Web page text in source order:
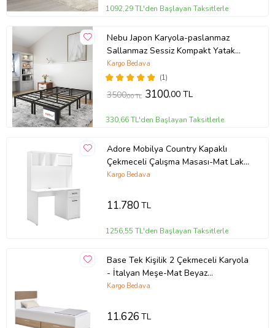
ederek kolayca kurabilirsiniz.
Bakım ve
Temizlik:
Nemli bir bezle temizlenebilir. Deterjan gerektirmez. Su
ve sıcak ile uzun süreli temasından kaçının.
Koli bilgisi:Ürün 2 koliden oluşmaktadır.
Connect
Prof ©
tarafından yayınlanmıştır.
Ürün Kodu:kcm12516621
1092,29 TL'den Başlayan Taksitlerle
Nebu Japon Karyola-paslanmaz
Sallanmaz Sessiz Kompakt Yatak
Karyolası
(1)
Kargo Bedava
3500,00 TL 3100,00 TL
330,66 TL'den Başlayan Taksitlerle
Adore Mobilya Country Kapaklı
Çekmeceli Çalışma Masası-Mat Lake
Beyaz (Diamond Beyaz) 120x167x60
Kargo Bedava
11.780TL
1256,55 TL'den Başlayan Taksitlerle
Base Tek Kişilik 2 Çekmeceli Karyola
- İtalyan Meşe-Mat Beyaz
110x105x204 (GxYxD)
Kargo Bedava
11.626TL